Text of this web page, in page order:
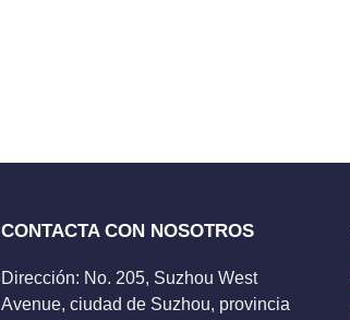
CONTACTA CON NOSOTROS
Dirección: No. 205, Suzhou West
Avenue, ciudad de Suzhou, provincia